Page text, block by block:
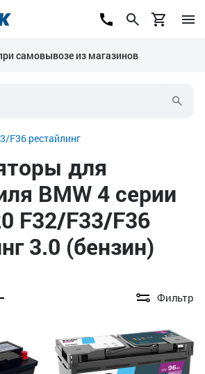
самовывозе из магазинов
F36 рестайлинг
для
BMW 4 серии
F32/F33/F36
3.0 (бензин)
Фильтр